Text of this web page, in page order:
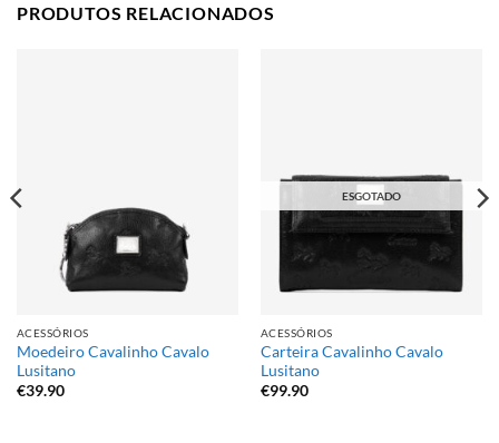
PRODUTOS RELACIONADOS
ACESSÓRIOS
Moedeiro Cavalinho Cavalo
Lusitano
€39.90
ESGOTADO
ACESSÓRIOS
Carteira Cavalinho Cavalo
Lusitano
€99.90